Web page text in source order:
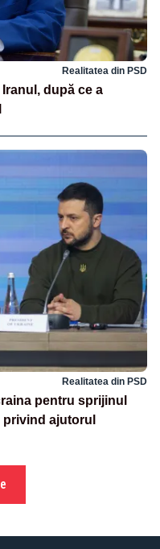
Realitatea din PSD
după ce a
Realitatea din PSD
pentru sprijinul
ajutorul